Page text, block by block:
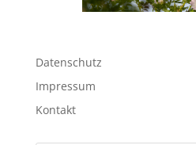
Datenschutz
Impressum
Kontakt